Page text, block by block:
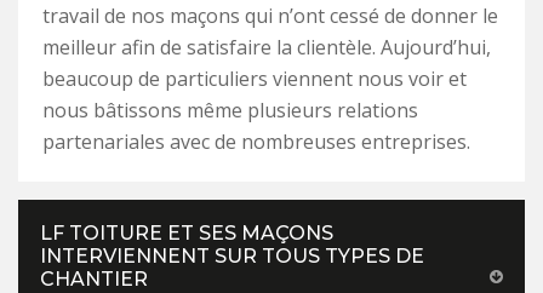
travail de nos maçons qui n’ont cessé de donner le
meilleur afin de satisfaire la clientèle. Aujourd’hui,
beaucoup de particuliers viennent nous voir et
nous bâtissons même plusieurs relations
partenariales avec de nombreuses entreprises.
LF TOITURE ET SES MAÇONS
INTERVIENNENT SUR TOUS TYPES DE
CHANTIER